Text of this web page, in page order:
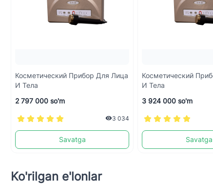
Косметический Прибор Для Лица
И Тела
2 797 000 so'm
3 034
Savatga
Косметический
И Тела
3 924 000 so'm
Savatga
Ko'rilgan e'lonlar